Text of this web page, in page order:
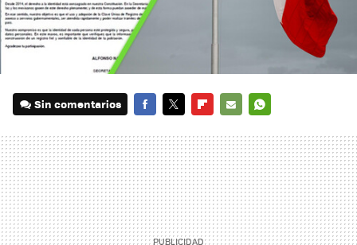
Sin comentarios
MAIL